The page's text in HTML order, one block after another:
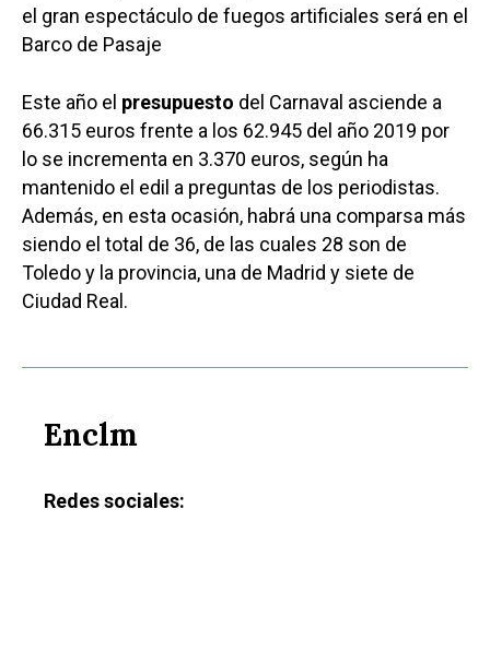
el gran espectáculo de fuegos artificiales será en el
Barco de Pasaje
Este año el presupuesto del Carnaval asciende a
66.315 euros frente a los 62.945 del año 2019 por
lo se incrementa en 3.370 euros, según ha
mantenido el edil a preguntas de los periodistas.
Además, en esta ocasión, habrá una comparsa más
siendo el total de 36, de las cuales 28 son de
Toledo y la provincia, una de Madrid y siete de
Ciudad Real.
Enclm
Redes sociales: